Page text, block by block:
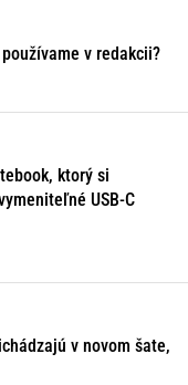
v redakcii?
ktorý si
USB-C
v novom šate,